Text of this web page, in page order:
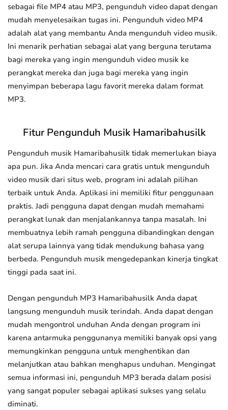
sebagai file MP4 atau MP3, pengunduh video dapat dengan
mudah menyelesaikan tugas ini. Pengunduh video MP4
adalah alat yang membantu Anda mengunduh video musik.
Ini menarik perhatian sebagai alat yang berguna terutama
bagi mereka yang ingin mengunduh video musik ke
perangkat mereka dan juga bagi mereka yang ingin
menyimpan beberapa lagu favorit mereka dalam format
MP3.
Fitur Pengunduh Musik Hamaribahusilk
Pengunduh musik Hamaribahusilk tidak memerlukan biaya
apa pun. Jika Anda mencari cara gratis untuk mengunduh
video musik dari situs web, program ini adalah pilihan
terbaik untuk Anda. Aplikasi ini memiliki fitur penggunaan
praktis. Jadi pengguna dapat dengan mudah memahami
perangkat lunak dan menjalankannya tanpa masalah. Ini
membuatnya lebih ramah pengguna dibandingkan dengan
alat serupa lainnya yang tidak mendukung bahasa yang
berbeda. Pengunduh musik mengedepankan kinerja tingkat
tinggi pada saat ini.
Dengan pengunduh MP3 Hamaribahusilk Anda dapat
langsung mengunduh musik terindah. Anda dapat dengan
mudah mengontrol unduhan Anda dengan program ini
karena antarmuka penggunanya memiliki banyak opsi yang
memungkinkan pengguna untuk menghentikan dan
melanjutkan atau bahkan menghapus unduhan. Mengingat
semua informasi ini, pengunduh MP3 berada dalam posisi
yang sangat populer sebagai aplikasi sukses yang selalu
diminati.